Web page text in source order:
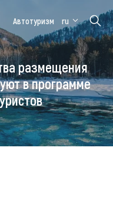
Алтайская
зимовка
Автотуризм ru
размещения
в программе